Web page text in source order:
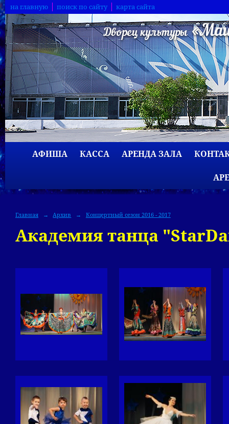
на главную поиск по сайту карта сайта
АФИША КАССА АРЕНДА ЗАЛА
Главная → Архив → Концертный сезон 2016 - 2017
Академия танца